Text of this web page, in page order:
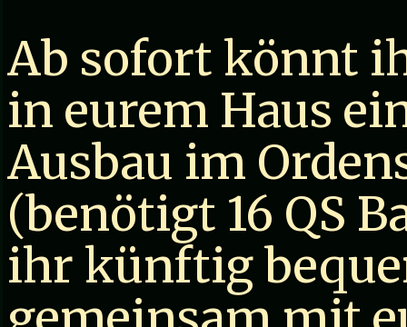
Ab sofort könnt
in eurem Haus
Ausbau im
(benötigt 16 QS
ihr künftig